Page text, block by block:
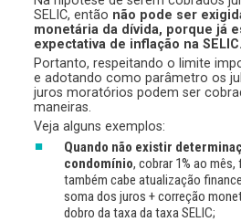
SELIC, então não pode ser
monetária da dívida, porque já
expectativa de inflação na SELIC.
Portanto, respeitando o limite
e adotando como parâmetro os
juros moratórios podem ser
maneiras.
Veja alguns exemplos:
Quando não existir
condomínio, cobrar 1% ao
também cabe atualização
soma dos juros + correção
dobro da taxa da taxa SELIC;